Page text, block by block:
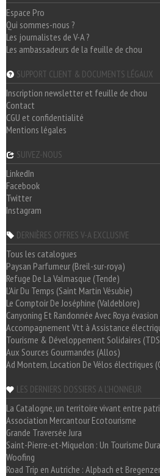
Espace Pro
Qui sommes-nous ?
Les journalistes de V-A ?
Les ambassadeurs de la feuille de chou
SUPPORT CLIENT & DOCUMENTS LÉGAUX
Inscription newsletter et feuille de chou
Contact
CGU et confidentialité
Mentions légales
SUIVEZ-NOUS
LinkedIn
Facebook
Twitter
Instagram
DERNIÈRES OFFRES V-A EXCLUSIVE
Tous les catalogues
Paysan Parfumeur (Breil-sur-roya)
Refuge De La Valmasque (Tende)
L'Air Du Temps (Saint Martin Vésubie)
Le Comptoir De Joséphine (Valdeblore)
Canyoning Et Randonnée Avec Roya
Accompagnement Vtt à Assistance
Tourisme & Développement Solidaires
Aux Sources Gourmandes (Allos)
Ad Montem, Location De Vélos électriques
LES DERNIERS DOSSIERS A L'HONNEUR
La Catalogne, un territoire vivant entre
Association Mercantour Ecotourisme
Grande Traversée Jura
Saint-Pierre-et-Miquelon : Un Tourisme
Woofing
Road Trip en Autriche : Alpbach et